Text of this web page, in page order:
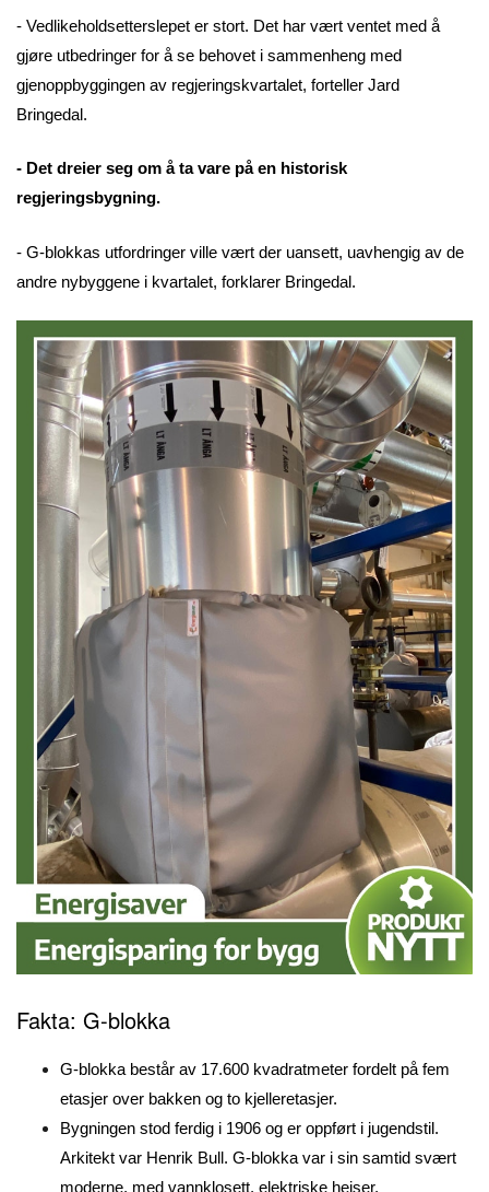
- Vedlikeholdsetterslepet er stort. Det har vært ventet med å
gjøre utbedringer for å se behovet i sammenheng med
gjenoppbyggingen av regjeringskvartalet, forteller Jard
Bringedal.
- Det dreier seg om å ta vare på en historisk
regjeringsbygning.
- G-blokkas utfordringer ville vært der uansett, uavhengig av de
andre nybyggene i kvartalet, forklarer Bringedal.
Fakta: G-blokka
G-blokka består av 17.600 kvadratmeter fordelt på fem
etasjer over bakken og to kjelleretasjer.
Bygningen stod ferdig i 1906 og er oppført i jugendstil.
Arkitekt var Henrik Bull. G-blokka var i sin samtid svært
moderne, med vannklosett, elektriske heiser,